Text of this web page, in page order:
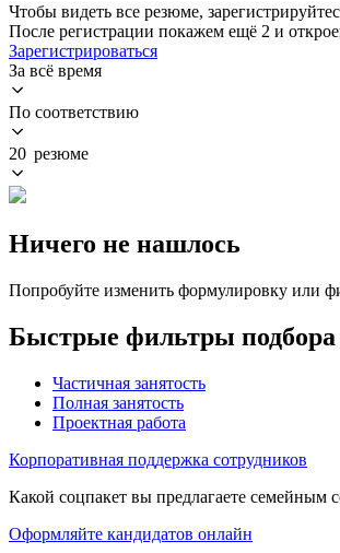
Чтобы видеть все резюме,
После регистрации покажем ещё 2 и
Зарегистрироваться
За всё время
По соответствию
20 резюме
Ничего не нашлось
Попробуйте изменить формулировку или
Быстрые фильтры подбора
Частичная занятость
Полная занятость
Проектная работа
Корпоративная поддержка сотрудников
Какой соцпакет вы предлагаете семейным
Оформляйте кандидатов онлайн